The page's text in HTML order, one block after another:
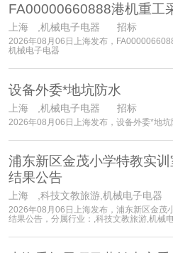
FA00000660888港机重工
上海 ,机械电子电器 招标
2026年08月06日上海发布，
机械电子电器
设备外委*地坑防水
上海 ,机械电子电器 招标
2026年08月06日上海发布，设备外委*地
浦东新区金茂小学特教实训
结果公告
上海 ,科技文教旅游,机械电子电
2026年08月06日上海发布，浦东新区金茂
结果公告，分属行业：,科技文教旅游,机械